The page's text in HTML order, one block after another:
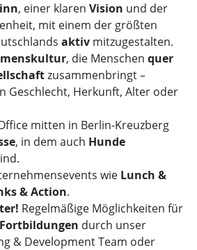
, einer klaren Vision und der
mit einem der größten
aktiv mitzugestalten.
, die Menschen quer
zusammenbringt –
Geschlecht, Herkunft, Alter oder
mitten in Berlin-Kreuzberg
, in dem auch Hunde
wie Lunch &
& Action.
Regelmäßige Möglichkeiten für
Fortbildungen durch unser
& Development Team oder